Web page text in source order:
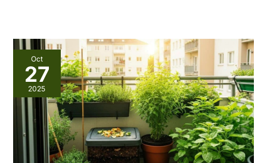
Oct
27
2025
Les
secrets
du
compostage
sur
balcon
:
nos
meilleurs
conseils